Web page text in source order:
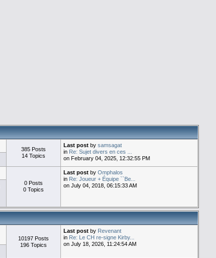
385 Posts
14 Topics
Last post bysamsagat
in Re: Sujet divers en ces ...
on February 04, 2025, 12:32:55 PM
0 Posts
0 Topics
Last post byOmphalos
in Re: Joueur + Équipe ``Be...
on July 04, 2018, 06:15:33 AM
10197 Posts
196 Topics
Last post by Revenant
in Re: Le CH re-signe Kirby...
on July 18, 2026, 11:24:54 AM